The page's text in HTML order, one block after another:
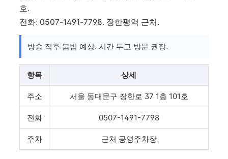
호.
전화: 0507-1491-7798. 장한평역 근처.
방송 직후 붐빔 예상. 시간 두고 방문 권장.
항목 상세
주소 서울 동대문구 장한로 37 1층 101호
전화 0507-1491-7798
주차 근처 공영주차장